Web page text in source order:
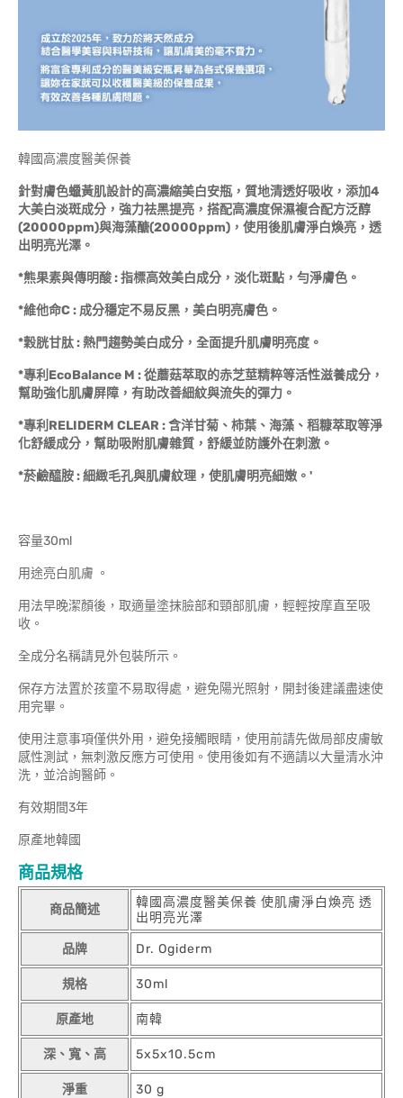
韓國高濃度醫美保養
針對膚色蠟黃肌設計的高濃縮美白安瓶，質地清透好吸收，添加4
大美白淡斑成分，強力祛黑提亮，搭配高濃度保濕複合配方泛醇
(20000ppm)與海藻醣(20000ppm)，使用後肌膚淨白煥亮，透
出明亮光澤。
*熊果素與傳明酸 : 指標高效美白成分，淡化斑點，勻淨膚色。
*維他命C : 成分穩定不易反黑，美白明亮膚色。
*穀胱甘肽 : 熱門趨勢美白成分，全面提升肌膚明亮度。
*專利EcoBalance M : 從蘑菇萃取的赤芝莖精粹等活性滋養成分，
幫助強化肌膚屏障，有助改善細紋與流失的彈力。
*專利RELIDERM CLEAR : 含洋甘菊、柿葉、海藻、稻糠萃取等淨
化舒緩成分，幫助吸附肌膚雜質，舒緩並防護外在刺激。
*菸鹼醯胺 : 細緻毛孔與肌膚紋理，使肌膚明亮細嫩。'
容量30ml
用途亮白肌膚 。
用法早晚潔顏後，取適量塗抹臉部和頸部肌膚，輕輕按摩直至吸
收。
全成分名稱請見外包裝所示。
保存方法置於孩童不易取得處，避免陽光照射，開封後建議盡速使
用完畢。
使用注意事項僅供外用，避免接觸眼睛，使用前請先做局部皮膚敏
感性測試，無刺激反應方可使用。使用後如有不適請以大量清水沖
洗，並洽詢醫師。
有效期間3年
原產地韓國
商品規格
商品簡述
韓國高濃度醫美保養 使肌膚淨白煥亮 透
出明亮光澤
品牌 Dr. Ogiderm
規格 30ml
原產地 南韓
深、寬、高 5x5x10.5cm
淨重 30 g